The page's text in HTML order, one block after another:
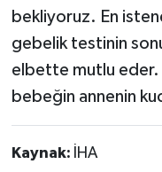
bekliyoruz. En
gebelik testinin
elbette mutlu eder.
bebeğin annenin
Kaynak: İHA